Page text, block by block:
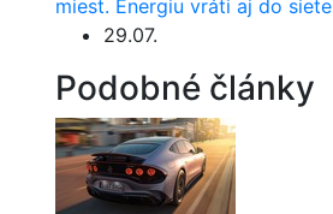
miest. Energiu vráti aj do siete
29.07.
Podobné články